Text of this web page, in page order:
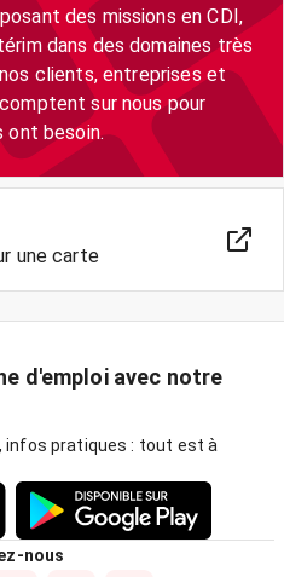
des missions en CDI,
dans des domaines très
clients, entreprises et
sur nous pour
ont besoin.
une carte
d'emploi avec notre
infos pratiques : tout est à
nous